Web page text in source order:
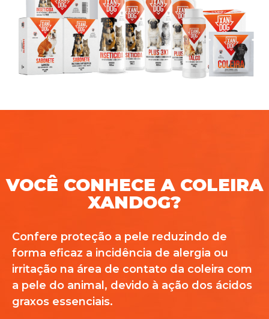
VOCÊ CONHECE A COLEIRA
XANDOG?
Confere proteção a pele reduzindo de
forma eficaz a incidência de alergia ou
irritação na área de contato da coleira com
a pele do animal, devido à ação dos ácidos
graxos essenciais.